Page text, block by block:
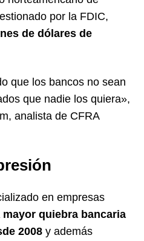
por la FDIC,
de dólares de
que los bancos no sean
que nadie los quiera»,
analista de CFRA
en empresas
quiebra bancaria
2008 y además